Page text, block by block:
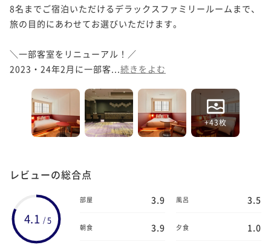
8名までご宿泊いただけるデラックスファミリールームまで、
旅の目的にあわせてお選びいただけます。
＼一部客室をリニューアル！／
2023・24年2月に一部客... 続きをよむ
+43枚
レビューの総合点
4.1 /5
部屋 3.9 風呂 3.5
朝食 3.9 夕食 1.0